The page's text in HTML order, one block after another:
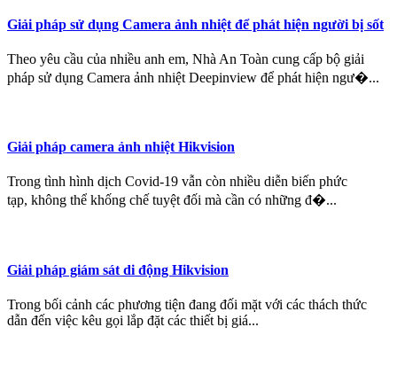
Giải pháp sử dụng Camera ảnh nhiệt để phát hiện người bị sốt
Theo yêu cầu của nhiều anh em, Nhà An Toàn cung cấp bộ giải
pháp sử dụng Camera ảnh nhiệt Deepinview để phát hiện ngư�...
Giải pháp camera ảnh nhiệt Hikvision
Trong tình hình dịch Covid-19 vẫn còn nhiều diễn biến phức
tạp, không thể khống chế tuyệt đối mà cần có những đ�...
Giải pháp giám sát di động Hikvision
Trong bối cảnh các phương tiện đang đối mặt với các thách thức
dẫn đến việc kêu gọi lắp đặt các thiết bị giá...